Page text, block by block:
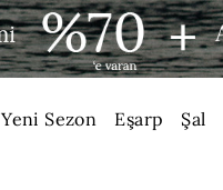
Yeni Sezon Eşarp Şal